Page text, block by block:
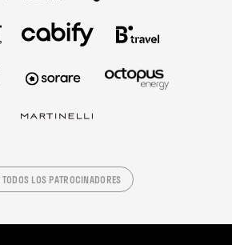
TODOS LOS PATROCINADORES